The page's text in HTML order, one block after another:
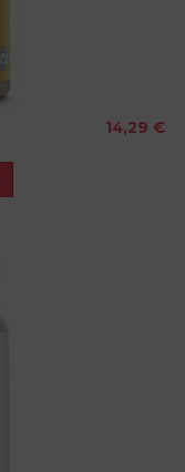
14,29 €